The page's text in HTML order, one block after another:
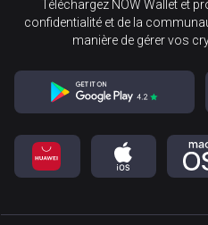
Téléchargez NOW Wallet et
confidentialité et de la
manière de gérer vos